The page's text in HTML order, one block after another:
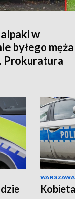
alpaki w
byłego męża
Prokuratura
WARSZAWA